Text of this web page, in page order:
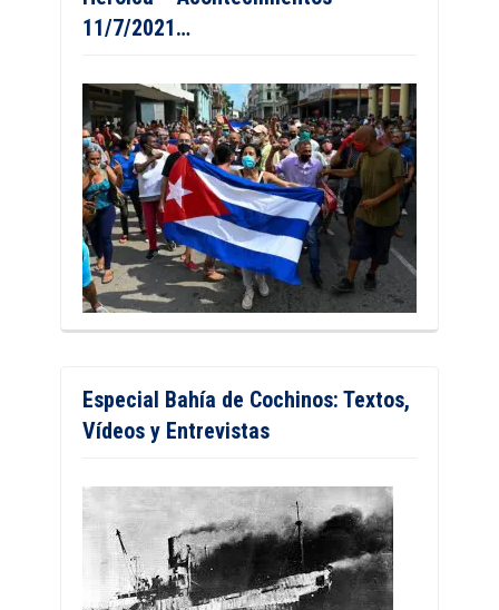
11/7/2021…
Especial Bahía de Cochinos: Textos,
Vídeos y Entrevistas